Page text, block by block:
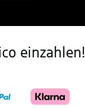
einzahlen!